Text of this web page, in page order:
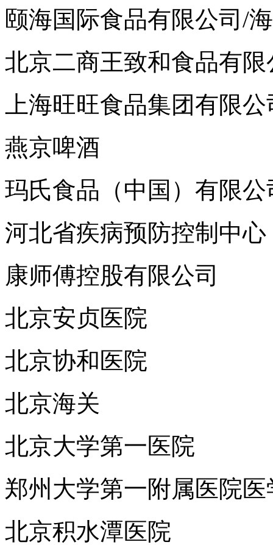
颐海国际食品有限公司/
北京二商王致和食品有限
上海旺旺食品集团有限公
燕京啤酒
玛氏食品（中国）有限公
河北省疾病预防控制中心
康师傅控股有限公司
北京安贞医院
北京协和医院
北京海关
北京大学第一医院
郑州大学第一附属医院
北京积水潭医院